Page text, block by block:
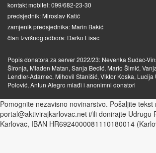
kontakt mobitel: 099/682-23-30
predsjednik: Miroslav Katić
zamjenik predsjednika: Marin Bakić
član Izvršnog odbora: Darko Lisac
Popis donatora za server 2022/23: Nevenka Sudac-
Šironja, Mladen Matan, Sanja Bedić, Mario Šimić,
Lendler-Adamec, Mihovil Stanišić, Viktor Koska, Lucija
Polović, Antun Alegro mlađi i anonimni donatori
Pomognite nezavisno novinarstvo. Pošaljite tekst
portal@aktivirajkarlovac.net i/ili donirajte Udrugu
Karlovac, IBAN HR6924000081110180014